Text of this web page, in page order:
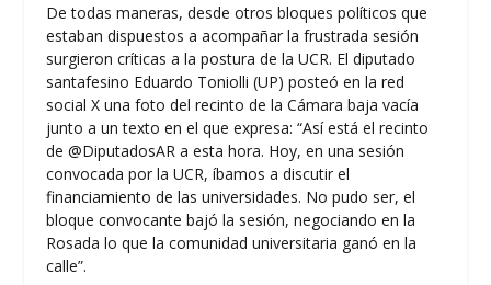
De todas maneras, desde otros bloques políticos que
estaban dispuestos a acompañar la frustrada sesión
surgieron críticas a la postura de la UCR. El diputado
santafesino Eduardo Toniolli (UP) posteó en la red
social X una foto del recinto de la Cámara baja vacía
junto a un texto en el que expresa: “Así está el recinto
de @DiputadosAR a esta hora. Hoy, en una sesión
convocada por la UCR, íbamos a discutir el
financiamiento de las universidades. No pudo ser, el
bloque convocante bajó la sesión, negociando en la
Rosada lo que la comunidad universitaria ganó en la
calle”.